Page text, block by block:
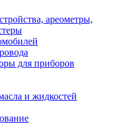
ареометры,
для приборов
и жидкостей